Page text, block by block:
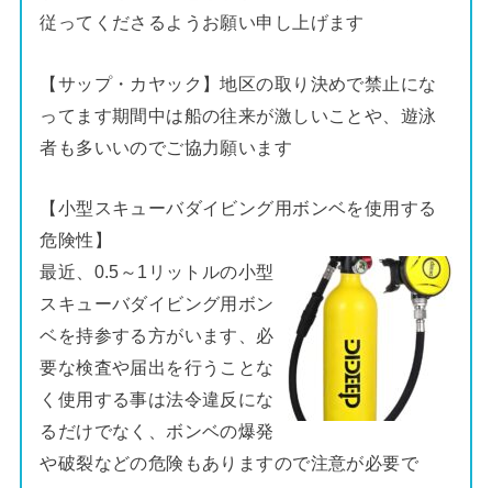
従ってくださるようお願い申し上げます
【サップ・カヤック】地区の取り決めで禁止にな
ってます期間中は船の往来が激しいことや、遊泳
者も多いいのでご協力願います
【小型スキューバダイビング用ボンベを使用する
危険性】
最近、0.5～1リットルの小型
スキューバダイビング用ボン
ベを持参する方がいます、必
要な検査や届出を行うことな
く使用する事は法令違反にな
るだけでなく、ボンベの爆発
や破裂などの危険もありますので注意が必要で